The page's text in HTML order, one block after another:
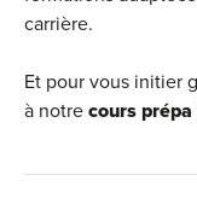
carrière.
Et pour vous initier
à notre cours